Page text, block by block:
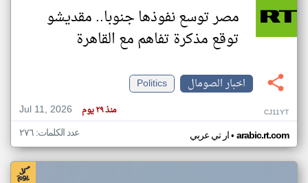
مصر توسع نفوذها جنوبا.. مقديشو
توقع مذكرة تفاهم مع القاهرة
اخبار الصومال
Politics
Jul 11, 2026
منذ ٢٩ يوم CJ11YT
ار تي عربي• arabic.rt.com عدد الكلمات: ٢٧٦